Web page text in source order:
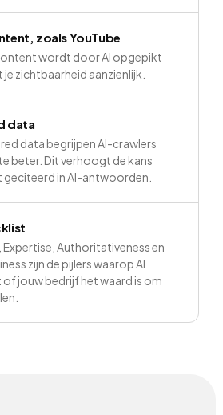
zoals YouTube
wordt door AI opgepikt
zichtbaarheid aanzienlijk.
data
data begrijpen AI-crawlers
beter. Dit verhoogt de kans
geciteerd in AI-antwoorden.
Expertise, Authoritativeness en
zijn de pijlers waarop AI
jouw bedrijf het waard is om